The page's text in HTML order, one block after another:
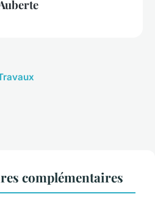
complémentaires